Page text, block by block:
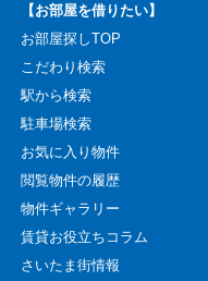
【お部屋を借りたい】
お部屋探しTOP
こだわり検索
駅から検索
駐車場検索
お気に入り物件
閲覧物件の履歴
物件ギャラリー
賃貸お役立ちコラム
さいたま街情報